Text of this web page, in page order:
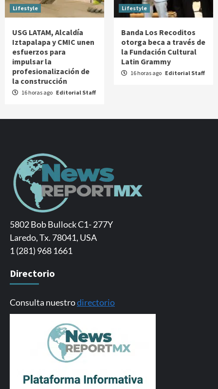
Lifestyle
USG LATAM, Alcaldía
Iztapalapa y CMIC unen
esfuerzos para
impulsar la
profesionalización de
la construcción
16 horas ago Editorial Staff
Lifestyle
Banda Los Recoditos
otorga beca a través de
la Fundación Cultural
Latin Grammy
16 horas ago Editorial Staff
5802 Bob Bullock C1- 277Y
Laredo, Tx. 78041, USA
1 (281) 968 1661
Directorio
Consulta nuestrodirectorio